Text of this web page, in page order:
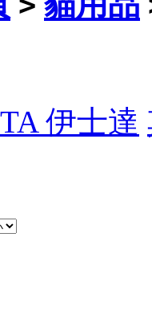
伊士達